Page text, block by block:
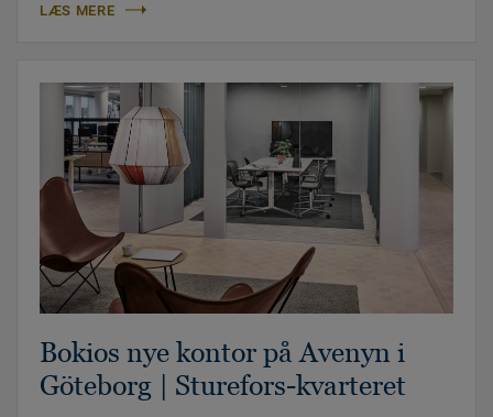
LÆS MERE
Bokios nye kontor på Avenyn i
Göteborg | Sturefors-kvarteret